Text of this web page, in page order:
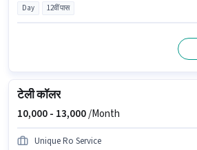
Day 12वीं पास
टेली कॉलर
10,000 - 13,000/Month
Unique Ro Service